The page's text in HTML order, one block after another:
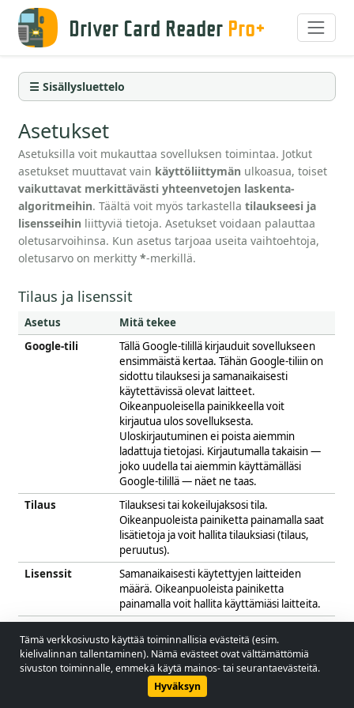
Driver Card Reader Pro+
☰ Sisällysluettelo
Asetukset
Asetuksilla voit mukauttaa sovelluksen toimintaa. Jotkut
asetukset muuttavat vain käyttöliittymän ulkoasua, toiset
vaikuttavat merkittävästi yhteenvetojen laskenta-
algoritmeihin. Täältä voit myös tarkastellatilaukseesi ja
lisensseihin liittyviä tietoja. Asetukset voidaan palauttaa
oletusarvoihinsa. Kun asetus tarjoaa useita vaihtoehtoja,
oletusarvo on merkitty*-merkillä.
Tilaus ja lisenssit
Asetus
Mitä tekee
Google-tili
Tällä Google-tilillä kirjauduit sovellukseen
ensimmäistä kertaa. Tähän Google-tiliin on
sidottu tilauksesi ja samanaikaisesti
käytettävissä olevat laitteet.
Oikeanpuoleisella painikkeella voit
kirjautua ulos sovelluksesta.
Uloskirjautuminen ei poista aiemmin
ladattuja tietojasi. Kirjautumalla takaisin —
joko uudella tai aiemmin käyttämälläsi
Google-tilillä — näet ne taas.
Tilaus
Tilauksesi tai kokeilujaksosi tila.
Oikeanpuoleista painiketta painamalla saat
lisätietoja ja voit hallita tilauksiasi (tilaus,
peruutus).
Lisenssit
Samanaikaisesti käytettyjen laitteiden
määrä. Oikeanpuoleista painiketta
painamalla voit hallita käyttämiäsi laitteita.
erilainen jokaisessa laitteessa ja muuttuu
myös saman laitteen
uudelleenasennuksessa. UUID:n avulla
voit yksiselitteisesti tunnistaa lisenssisi.
© 2026 - Lobol Team• lobolteam@gmail.com
Tietosuojakäytäntö
Tämä verkkosivusto käyttää toiminnallisia evästeitä (esim.
kielivalinnan tallentaminen). Nämä evästeet ovat välttämättömiä
sivuston toiminnalle, emmekä käytä mainos- tai seurantaevästeitä.
Hyväksyn